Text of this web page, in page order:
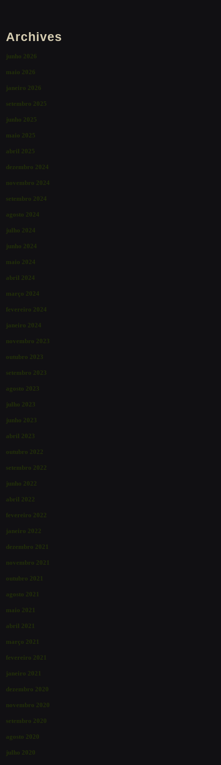
Archives
junho 2026
maio 2026
janeiro 2026
setembro 2025
junho 2025
maio 2025
abril 2025
dezembro 2024
novembro 2024
setembro 2024
agosto 2024
julho 2024
junho 2024
maio 2024
abril 2024
março 2024
fevereiro 2024
janeiro 2024
novembro 2023
outubro 2023
setembro 2023
agosto 2023
julho 2023
junho 2023
abril 2023
outubro 2022
setembro 2022
junho 2022
abril 2022
fevereiro 2022
janeiro 2022
dezembro 2021
novembro 2021
outubro 2021
agosto 2021
maio 2021
abril 2021
março 2021
fevereiro 2021
janeiro 2021
dezembro 2020
novembro 2020
setembro 2020
agosto 2020
julho 2020